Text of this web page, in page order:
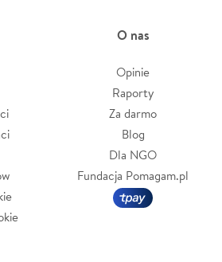
O nas
Opinie
Raporty
Za darmo
Blog
Dla NGO
Fundacja Pomagam.pl